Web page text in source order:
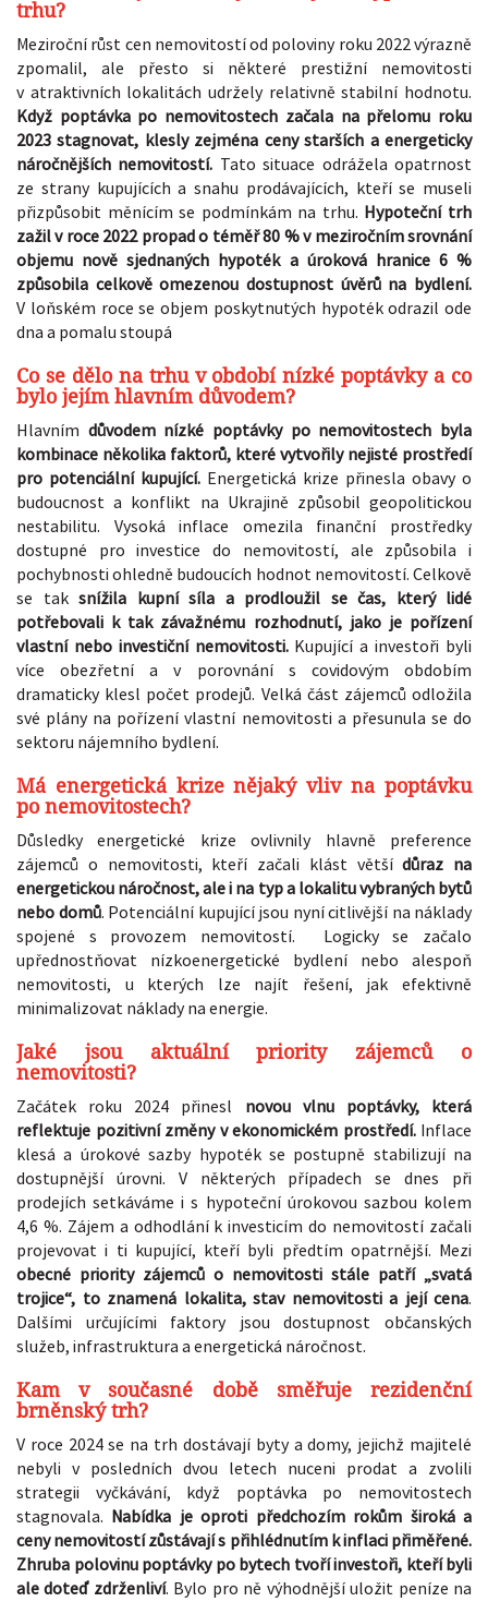
trhu?
Meziroční růst cen nemovitostí od poloviny roku 2022 výrazně
zpomalil, ale přesto si některé prestižní nemovitosti
v atraktivních lokalitách udržely relativně stabilní hodnotu.
Když poptávka po nemovitostech začala na přelomu roku
2023 stagnovat, klesly zejména ceny starších a energeticky
náročnějších nemovitostí. Tato situace odrážela opatrnost
ze strany kupujících a snahu prodávajících, kteří se museli
přizpůsobit měnícím se podmínkám na trhu. Hypoteční trh
zažil v roce 2022 propad o téměř 80 % v meziročním srovnání
objemu nově sjednaných hypoték a úroková hranice 6 %
způsobila celkově omezenou dostupnost úvěrů na bydlení.
V loňském roce se objem poskytnutých hypoték odrazil ode
dna a pomalu stoupá
Co se dělo na trhu v období nízké poptávky a co
bylo jejím hlavním důvodem?
Hlavním důvodem nízké poptávky po nemovitostech byla
kombinace několika faktorů, které vytvořily nejisté prostředí
pro potenciální kupující. Energetická krize přinesla obavy o
budoucnost a konflikt na Ukrajině způsobil geopolitickou
nestabilitu. Vysoká inflace omezila finanční prostředky
dostupné pro investice do nemovitostí, ale způsobila i
pochybnosti ohledně budoucích hodnot nemovitostí. Celkově
se tak snížila kupní síla a prodloužil se čas, který lidé
potřebovali k tak závažnému rozhodnutí, jako je pořízení
vlastní nebo investiční nemovitosti.Kupující a investoři byli
více obezřetní a v porovnání s covidovým obdobím
dramaticky klesl počet prodejů. Velká část zájemců odložila
své plány na pořízení vlastní nemovitosti a přesunula se do
sektoru nájemního bydlení.
Má energetická krize nějaký vliv na poptávku
po nemovitostech?
Důsledky energetické krize ovlivnily hlavně preference
zájemců o nemovitosti, kteří začali klást většídůraz na
energetickou náročnost, ale i na typ a lokalitu vybraných bytů
nebo domů. Potenciální kupující jsou nyní citlivější na náklady
spojené s provozem nemovitostí. Logicky se začalo
upřednostňovat nízkoenergetické bydlení nebo alespoň
nemovitosti, u kterých lze najít řešení, jak efektivně
minimalizovat náklady na energie.
Jaké jsou aktuální priority zájemců o
nemovitosti?
Začátek roku 2024 přinesl novou vlnu poptávky, která
reflektuje pozitivní změny v ekonomickém prostředí. Inflace
klesá a úrokové sazby hypoték se postupně stabilizují na
dostupnější úrovni. V některých případech se dnes při
prodejích setkáváme i s hypoteční úrokovou sazbou kolem
4,6 %. Zájem a odhodlání k investicím do nemovitostí začali
projevovat i ti kupující, kteří byli předtím opatrnější. Mezi
obecné priority zájemců o nemovitosti stále patří „svatá
trojice“, to znamená lokalita, stav nemovitosti a její cena.
Dalšími určujícími faktory jsou dostupnost občanských
služeb, infrastruktura a energetická náročnost.
Kam v současné době směřuje rezidenční
brněnský trh?
V roce 2024 se na trh dostávají byty a domy, jejichž majitelé
nebyli v posledních dvou letech nuceni prodat a zvolili
strategii vyčkávání, když poptávka po nemovitostech
stagnovala. Nabídka je oproti předchozím rokům široká a
ceny nemovitostí zůstávají s přihlédnutím k inflaci přiměřené.
Zhruba polovinu poptávky po bytech tvoří investoři, kteří byli
ale doteď zdrženliví. Bylo pro ně výhodnější uložit peníze na